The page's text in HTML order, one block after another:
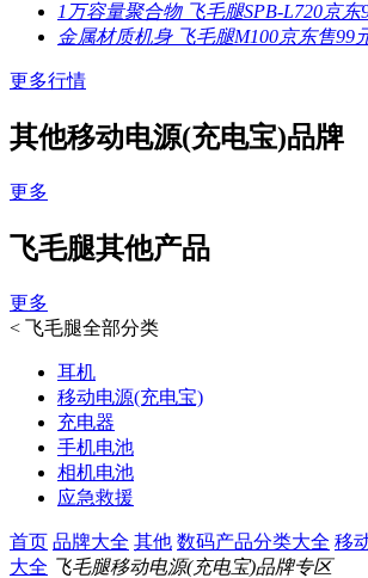
1万容量聚合物 飞毛腿SPB-L720京东
金属材质机身 飞毛腿M100京东售99
更多行情
其他移动电源(充电宝)品牌
更多
飞毛腿其他产品
更多
< 飞毛腿全部分类
耳机
移动电源(充电宝)
充电器
手机电池
相机电池
应急救援
首页 品牌大全 其他 数码产品分类大全 移
大全 飞毛腿移动电源(充电宝)品牌专区